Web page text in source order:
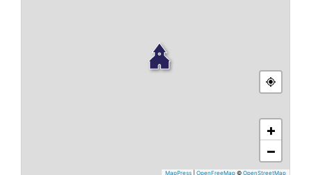
+
−
MapPress OpenFreeMap© OpenStreetMap